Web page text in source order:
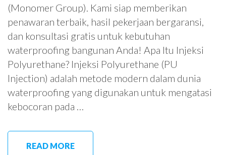
(Monomer Group). Kami siap memberikan
penawaran terbaik, hasil pekerjaan bergaransi,
dan konsultasi gratis untuk kebutuhan
waterproofing bangunan Anda! Apa Itu Injeksi
Polyurethane? Injeksi Polyurethane (PU
Injection) adalah metode modern dalam dunia
waterproofing yang digunakan untuk mengatasi
kebocoran pada …
READ MORE